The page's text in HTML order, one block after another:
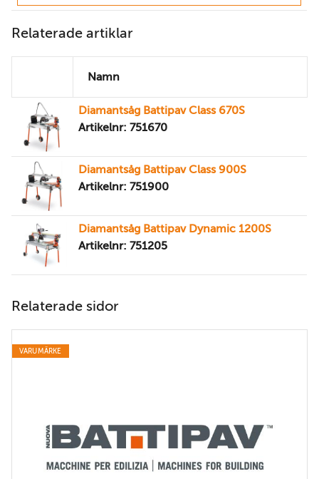
Relaterade artiklar
Namn
Diamantsåg Battipav Class 670S
Artikelnr: 751670
Diamantsåg Battipav Class 900S
Artikelnr: 751900
Diamantsåg Battipav Dynamic 1200S
Artikelnr: 751205
Relaterade sidor
VARUMÄRKE